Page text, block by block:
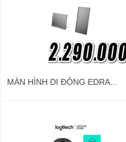
MÀN HÌNH DI ĐỘNG EDRA...